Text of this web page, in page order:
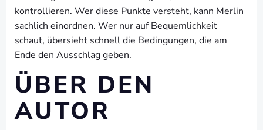
kontrollieren. Wer diese Punkte versteht, kann Merlin
sachlich einordnen. Wer nur auf Bequemlichkeit
schaut, übersieht schnell die Bedingungen, die am
Ende den Ausschlag geben.
ÜBER DEN
AUTOR